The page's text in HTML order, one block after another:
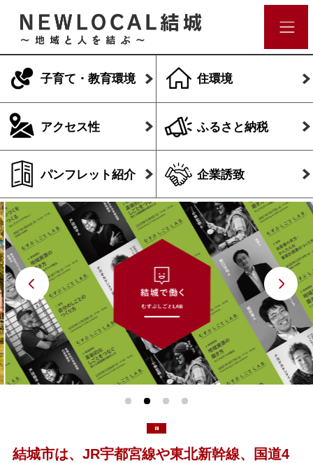
子育て・教育環境 住環境
アクセス性 ふるさと納税
パンフレット紹介 企業誘致
Previous
結城市は、JR宇都宮線や東北新幹線、国道4